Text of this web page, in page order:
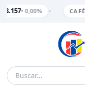
3.157• 0,00% CAFÉ